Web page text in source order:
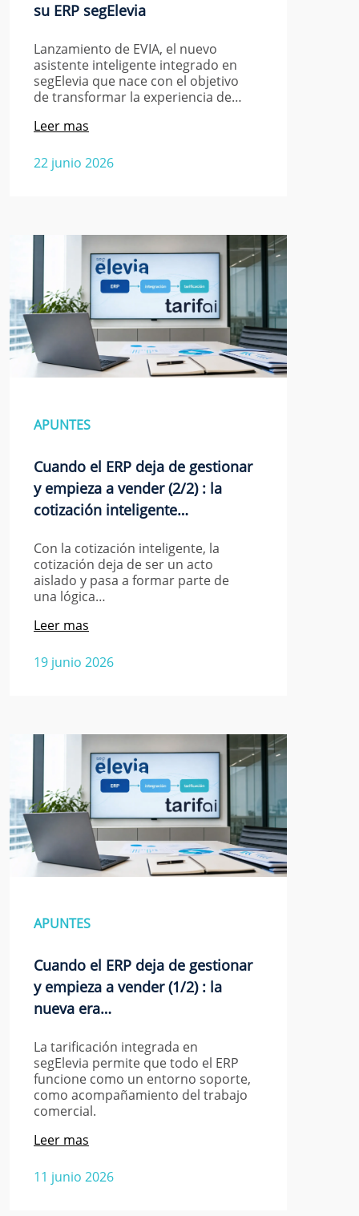
su ERP segElevia
Lanzamiento de EVIA, el nuevo
asistente inteligente integrado en
segElevia que nace con el objetivo
de transformar la experiencia de…
22 junio 2026
Leer mas
APUNTES
Cuando el ERP deja de gestionar
y empieza a vender (2/2) : la
cotización inteligente…
Con la cotización inteligente, la
cotización deja de ser un acto
aislado y pasa a formar parte de
una lógica…
19 junio 2026
Leer mas
APUNTES
Cuando el ERP deja de gestionar
y empieza a vender (1/2) : la
nueva era…
La tarificación integrada en
segElevia permite que todo el ERP
funcione como un entorno soporte,
como acompañamiento del trabajo
comercial.
11 junio 2026
Leer mas